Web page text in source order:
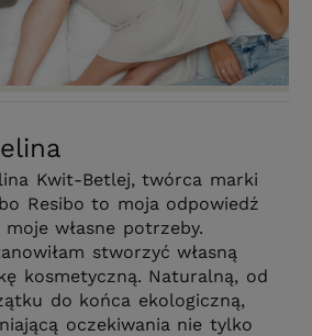
Kwit-Betlej, twórca marki
Resibo to moja odpowiedź
własne potrzeby.
stworzyć własną
kosmetyczną. Naturalną, od
do końca ekologiczną,
oczekiwania nie tylko